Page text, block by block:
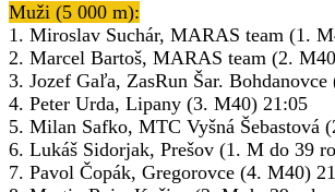
Muži (5 000 m):
1. Miroslav Suchár, MARAS team (1.
2. Marcel Bartoš, MARAS team (2.
3. Jozef Gaľa, ZasRun Šar.
4. Peter Urda, Lipany (3. M40) 21:05
5. Milan Safko, MTC Vyšná Šebastová
6. Lukáš Sidorjak, Prešov (1. M do 39
7. Pavol Čopák, Gregorovce (4. M40)